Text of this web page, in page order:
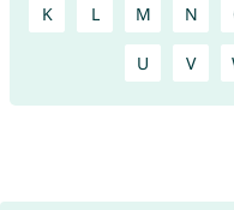
K L M N
U V